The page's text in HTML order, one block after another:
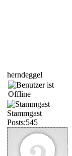
herndeggel
Stammgast
Posts:545